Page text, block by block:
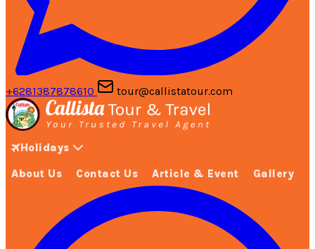
+6281387878610 tour@callistatour.com
Holidays
About Us Contact Us Article & Event Gallery